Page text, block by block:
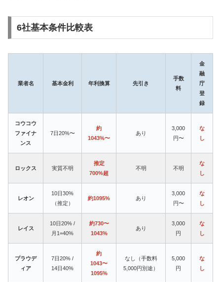
6社基本条件比較表
業者名 基本金利 年利換算 先引き
手数
料
金
融
庁
登
録
コウコウ
ファイナ
ンス
7日20%〜
約
1043%〜
あり
3,000
円〜
な
し
ロックス 実質不明
推定
700%超
不明 不明
な
し
レオン
10日30%
（推定）
約1095% あり
3,000
円〜
な
し
レイス
10日20% /
月1=40%
約730〜
1043%
あり
3,000
円
な
し
プラウデ
ィア
7日20% /
14日40%
約
1043〜
1095%
なし（手数料
5,000円別途）
5,000
円
な
し